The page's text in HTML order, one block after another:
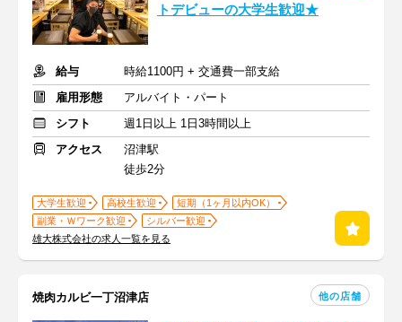
トデビューの大学生歓迎★
給与
時給1100円 + 交通費一部支給
雇用形態
アルバイト・パート
シフト
週1日以上 1日3時間以上
アクセス
沼津駅
徒歩2分
大学生歓迎 高校生歓迎
短期（1ヶ月以内OK）
副業・Ｗワーク歓迎
シルバー歓迎
雄大株式会社の求人一覧を見る
焼肉カルビ一丁沼津店 他の店舗